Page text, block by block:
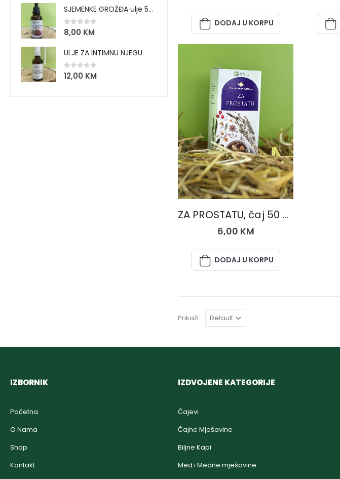
DODAJ U KORPU
ČAJNE MJEŠAVINE
ZA PROSTATU, čaj 50 gr.
6,00 KM
DODAJ U KORPU
Prikaži:
SJEMENKE GROŽĐA ulje 50 ml
0 out of 5
8,00 KM
ULJE ZA INTIMNU NJEGU
0out of 5
12,00 KM
IZBORNIK
Početna
O Nama
Shop
Kontakt
IZDVOJENE KATEGORIJE
Čajevi
Čajne Mješavine
Biljne Kapi
Med i Medne mješavine